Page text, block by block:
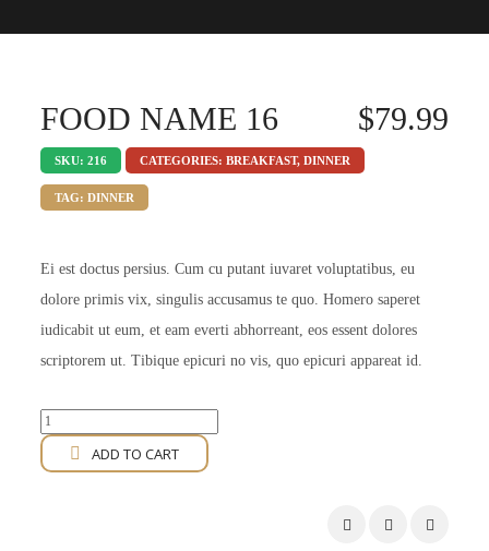
FOOD NAME 16 $79.99
SKU: 216 CATEGORIES: BREAKFAST, DINNER
TAG: DINNER
Ei est doctus persius. Cum cu putant iuvaret voluptatibus, eu
dolore primis vix, singulis accusamus te quo. Homero saperet
iudicabit ut eum, et eam everti abhorreant, eos essent dolores
scriptorem ut. Tibique epicuri no vis, quo epicuri appareat id.
Food
Name
16
ADD TO CART